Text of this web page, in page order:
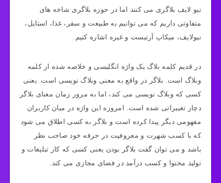
نیو لایف بلاگری می کنند اما در حوزه بلاگری شاخه های
متفاوتی داریم که می توانیم به طبیعت و سفر، غذا، استایل،
نیولایف، میکاپ آرتیست و غیره اشاره کنیم.
در قدیم کلمه بلاگ یک واژه انگلیسی و خلاصه شده از کلمه
وبلاگ است. بلاگر در واقع به معنی وبلاگ نویسی است. یعنی
کسی که وبلاگ نویسی می کند، اما به مرور زمان معنای بلاگر
دچار تغییراتی شده است. امروزه این واژه در میان کاربران
مفهومی دیگر پیدا کرده است و بلاگر به کسی اطلاق می‌ شود
که با کسب شهرت و معروفیت در حرفه‌ خود صاحب نظر
باشد و می توان گفت بلاگر بودن یعنی کسی که کار تبلیغات و
تولید محتوا و کسب درآمد در فضای مجازی می کند.